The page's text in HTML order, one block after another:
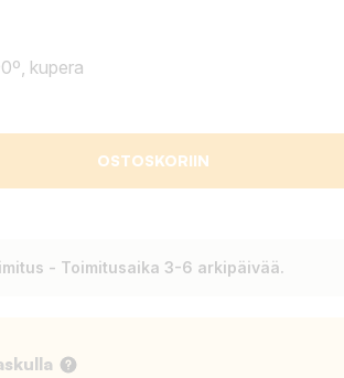
kupera
OSTOSKORIIN
- Toimitusaika 3-6 arkipäivää.